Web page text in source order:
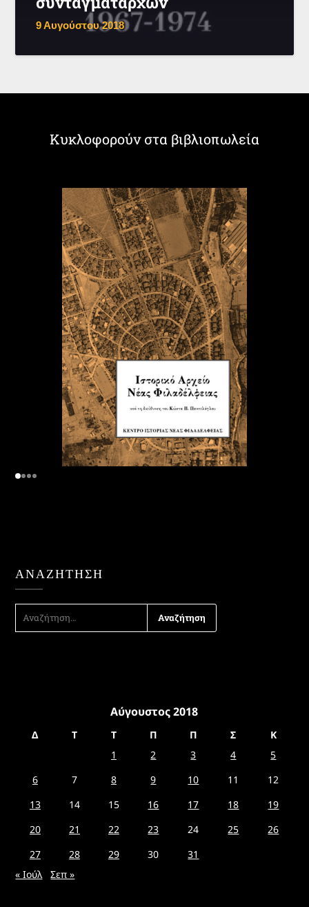
9 Αυγούστου 2018
Κυκλοφορούν στα βιβλιοπωλεία
ΑΝΑΖΉΤΗΣΗ
ΑΝΑΖΉΤΗΣΗ
ΓΙΑ:
Αύγουστος 2018
Δ Τ Τ Π Π Σ
Κ
1
2 3 4
5
6
7 8 9 10 11
12
13
14 15 16 17 18
19
20
21 22 23 24 25
26
27
28 29 30
31
« Ιούλ
Σεπ »